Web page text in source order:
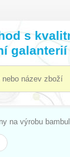
s
galanterií
na výrobu